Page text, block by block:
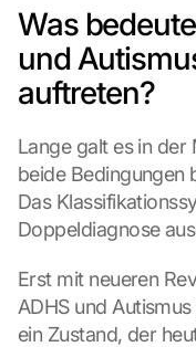
Was
und
auftreten?
Lange galt es in der
beide Bedingungen
Das
Doppeldiagnose
Erst mit neueren
ADHS und Autismus
ein Zustand, der